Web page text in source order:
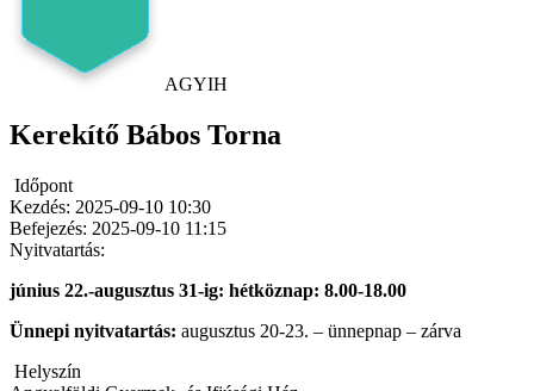
AGYIH
Kerekítő Bábos Torna
Időpont
Kezdés: 2025-09-10 10:30
Befejezés: 2025-09-10 11:15
Nyitvatartás:
június 22.-augusztus 31-ig: hétköznap: 8.00-18.00
Ünnepi nyitvatartás: augusztus 20-23. – ünnepnap – zárva
Helyszín